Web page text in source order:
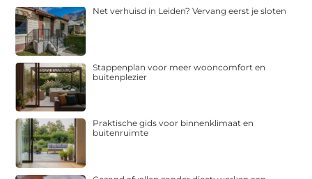
Net verhuisd in Leiden? Vervang eerst je sloten
Stappenplan voor meer wooncomfort en
buitenplezier
Praktische gids voor binnenklimaat en
buitenruimte